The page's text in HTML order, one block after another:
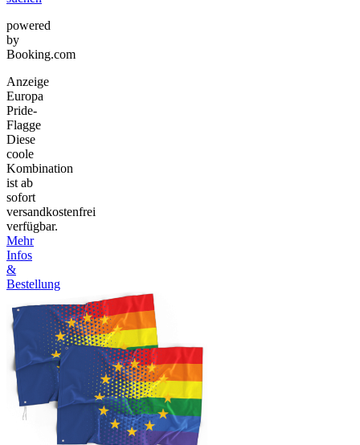
powered
by
Booking.com
Anzeige
Europa
Pride-
Flagge
Diese
coole
Kombination
ist ab
sofort
versandkostenfrei
verfügbar.
Mehr
Infos
&
Bestellung